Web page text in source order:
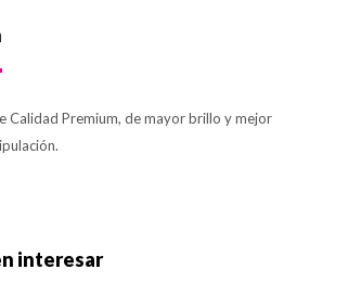
Calidad Premium, de mayor brillo y mejor
interesar